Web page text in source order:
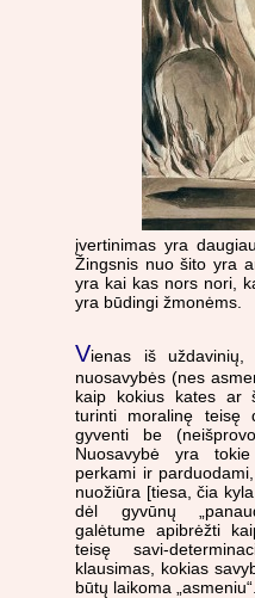
įvertinimas yra
Žingsnis nuo šito yra
yra kai kas nors nori,
yra būdingi žmonėms.
Vienas iš
nuosavybės (nes
kaip kokius kates ar
turinti moralinę teisę
gyventi be
Nuosavybė yra
perkami ir
nuožiūra [tiesa, čia
dėl gyvūnų
galėtume apibrėžti
teisę savi-
klausimas, kokias
būtų laikoma „asmeniu“.